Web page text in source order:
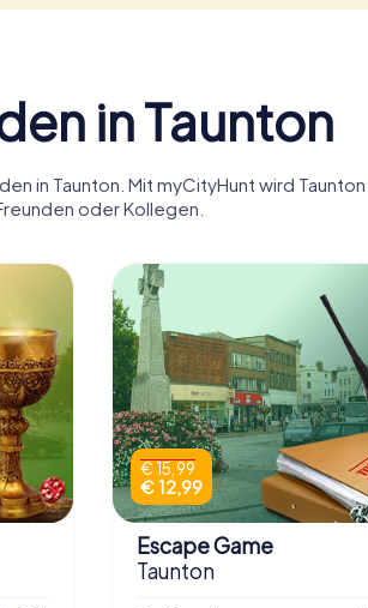
in Taunton
in Taunton. Mit myCityHunt wird
oder Kollegen.
€ 15,99
€ 12,99
Escape Game
Taunton